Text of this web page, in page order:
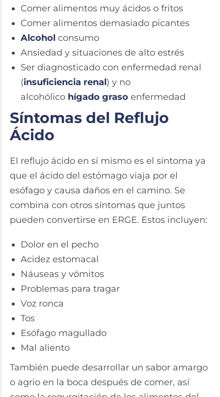
Comer alimentos muy ácidos o fritos
Comer alimentos demasiado picantes
Alcohol consumo
Ansiedad y situaciones de alto estrés
Ser diagnosticado con enfermedad renal
(insuficiencia renal) y no
alcohólico hígado grasoenfermedad
Síntomas del Reflujo
Ácido
El reflujo ácido en sí mismo es el síntoma ya
que el ácido del estómago viaja por el
esófago y causa daños en el camino. Se
combina con otros síntomas que juntos
pueden convertirse en ERGE. Estos incluyen:
Dolor en el pecho
Acidez estomacal
Náuseas y vómitos
Problemas para tragar
Voz ronca
Tos
Esófago magullado
Mal aliento
También puede desarrollar un sabor amargo
o agrio en la boca después de comer, así